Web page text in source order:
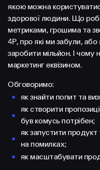
якою можна
здорової людини. Що
метриками, грошима та
4Р, про які ми забули,
заробити мільйон. І
маркетинг еквізином.
Обговоримо:
як знайти попит та
як створити
був комусь потрібен;
як запустити
на помилках;
як масштабувати